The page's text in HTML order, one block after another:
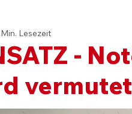
-
vermutet
Min. Lesezeit